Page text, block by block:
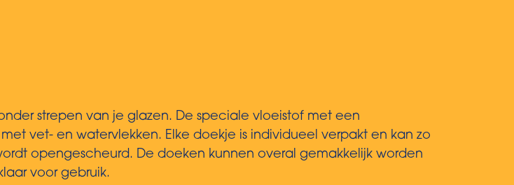
strepen van je glazen. De speciale vloeistof met een
vet- en watervlekken. Elke doekje is individueel verpakt en kan zo
opengescheurd. De doeken kunnen overal gemakkelijk worden
voor gebruik.